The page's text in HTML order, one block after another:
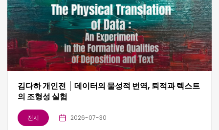
김다하 개인전 │ 데이터의 물성적 번역, 퇴적과 텍스트
의 조형성 실험
전시 2026-07-30